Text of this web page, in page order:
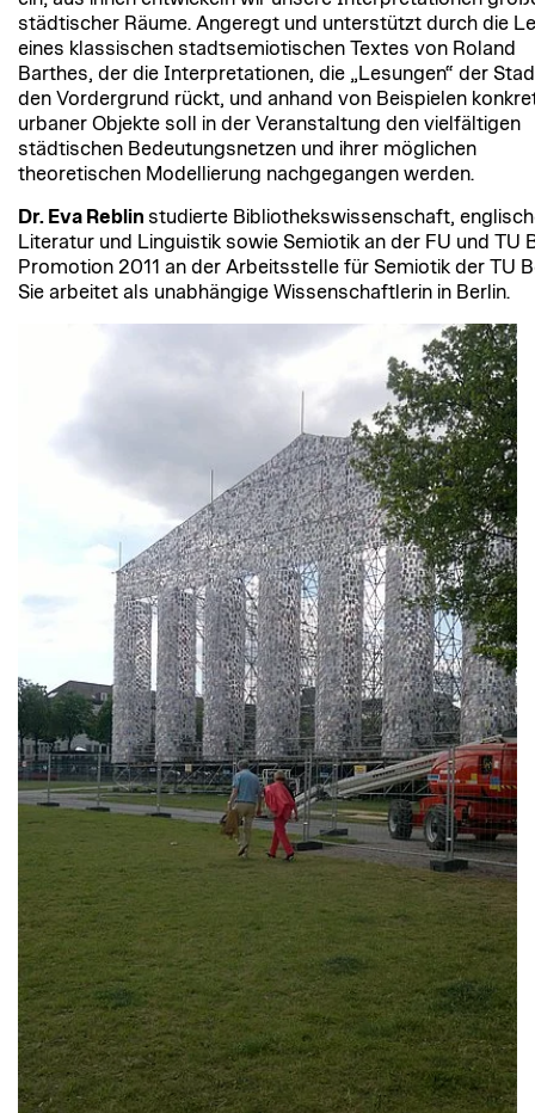
städtischer Räume. Angeregt und unterstützt durch die
eines klassischen stadtsemiotischen Textes von Roland
Barthes, der die Interpretationen, die „Lesungen“ der
den Vordergrund rückt, und anhand von Beispielen
urbaner Objekte soll in der Veranstaltung den vielfältigen
städtischen Bedeutungsnetzen und ihrer möglichen
theoretischen Modellierung nachgegangen werden.
Dr. Eva Reblin studierte Bibliothekswissenschaft,
Literatur und Linguistik sowie Semiotik an der FU und TU
Promotion 2011 an der Arbeitsstelle für Semiotik der TU
Sie arbeitet als unabhängige Wissenschaftlerin in Berlin.